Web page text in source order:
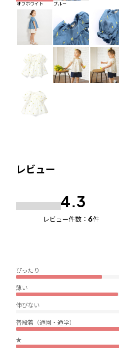
オフホワイト ブルー
レビュー
4.3
レビュー件数： 6件
ぴったり
薄い
伸びない
普段着（通園・通学）
★